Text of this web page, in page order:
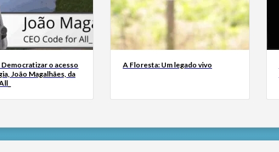
Democratizar o acesso
João Magalhães, da
A Floresta: Um legado vivo